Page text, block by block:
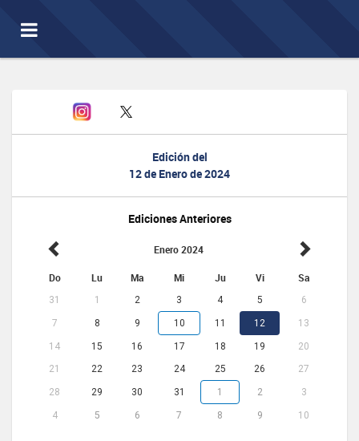
Toggle
navigation
Edición del
12 de Enero de 2024
Ediciones Anteriores
Enero 2024
Do Lu Ma Mi Ju Vi Sa
31 1 2 3 4 5 6
7 8 9 10 11 12 13
14 15 16 17 18 19
20
21
22 23 24 25 26 27
28 29 30 31 1 2 3
4 5 6 7 8 9 10